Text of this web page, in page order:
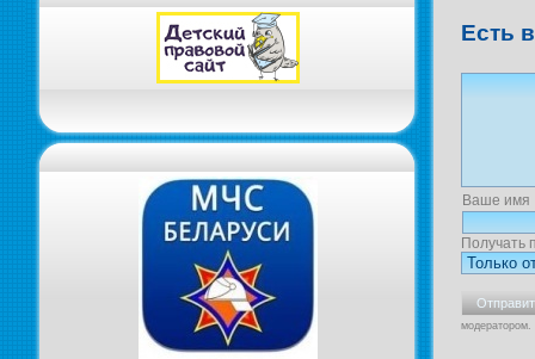
Есть
Ваше имя
Получать
модератором.